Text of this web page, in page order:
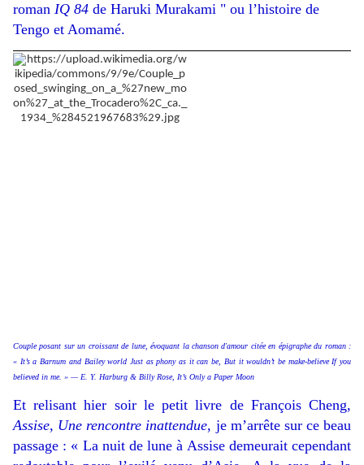
roman IQ 84 de Haruki Murakami " ou l’histoire de
Tengo et Aomamé.
Couple posant sur un croissant de lune, évoquant la chanson d'amour citée en épigraphe du roman :
« It’s a Barnum and Bailey world Just as phony as it can be, But it wouldn’t be make-believe If you
believed in me. » — E. Y. Harburg & Billy Rose, It’s Only a Paper Moon
Et relisant hier soir le petit livre de François Cheng,
Assise, Une rencontre inattendue, je m’arrête sur ce beau
passage : « La nuit de lune à Assise demeurait cependant